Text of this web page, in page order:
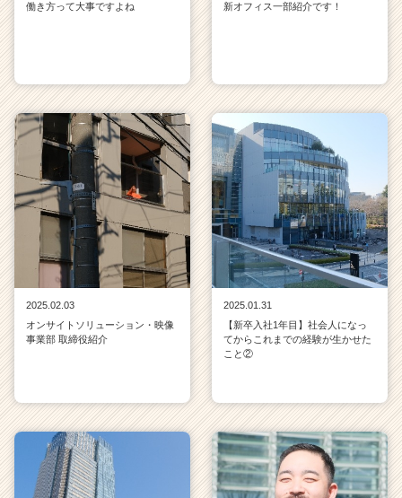
働き方って大事ですよね 新オフィス一部紹介です！
2025.02.03
オンサイトソリューション・映像
事業部 取締役紹介
2025.01.31
【新卒入社1年目】社会人になっ
てからこれまでの経験が生かせた
こと②